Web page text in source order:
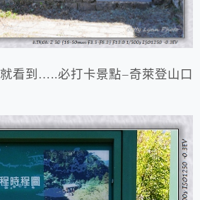
看到…..必打卡景點–奇萊登山口